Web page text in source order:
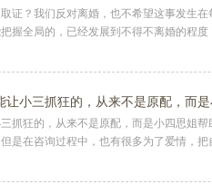
证？我们反对离婚，也不希望这事发生
握全局的，已经发展到不得不离婚的程
让小三抓狂的，从来不是原配，而
抓狂的，从来不是原配，而是小四思姐
是在咨询过程中，也有很多为了爱情，